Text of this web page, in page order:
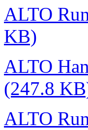
ALTO
KB)
ALTO
(247.8
ALTO